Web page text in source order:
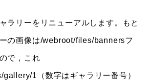
ラリーをリニューアルします。もと
の画像は/webroot/files/bannersフ
で，これ
1（数字はギャラリー番号）